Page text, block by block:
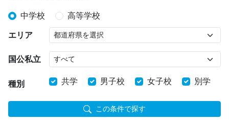
中学校 高等学校
エリア
国公私立
種別 共学 男子校 女子校 別学
この条件で探す